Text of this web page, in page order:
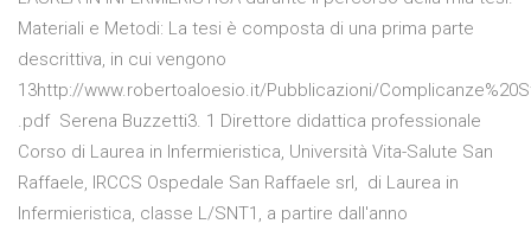
Materiali e Metodi: La tesi è composta di una prima parte
descrittiva, in cui vengono
13http://www.robertoaloesio.it/Pubblicazioni/
.pdf Serena Buzzetti3. 1 Direttore didattica professionale
Corso di Laurea in Infermieristica, Università Vita-Salute San
Raffaele, IRCCS Ospedale San Raffaele srl, di Laurea in
Infermieristica, classe L/SNT1, a partire dall'anno